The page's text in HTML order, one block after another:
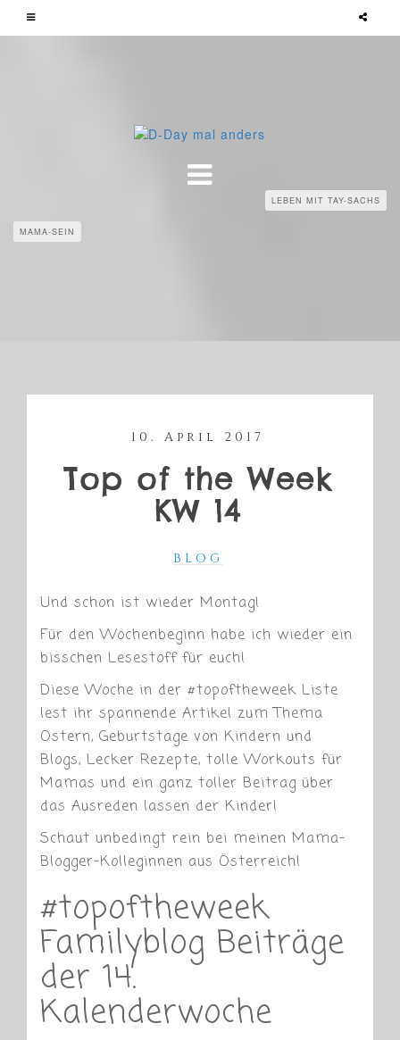
LEBEN MIT TAY-SACHS
MAMA-SEIN
10. April 2017
Top of the Week
KW 14
BLOG
Und schon ist wieder Montag!
Für den Wochenbeginn habe ich wieder ein
bisschen Lesestoff für euch!
Diese Woche in der #topoftheweek Liste
lest ihr spannende Artikel zum Thema
Ostern, Geburtstage von Kindern und
Blogs, Lecker Rezepte, tolle Workouts für
Mamas und ein ganz toller Beitrag über
das Ausreden lassen der Kinder!
Schaut unbedingt rein bei meinen Mama-
Blogger-Kolleginnen aus Österreich!
#topoftheweek
Familyblog Beiträge
der 14.
Kalenderwoche